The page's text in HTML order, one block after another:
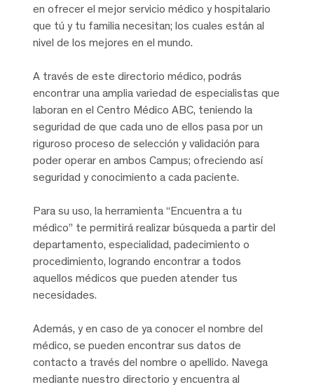
en ofrecer el mejor servicio médico y hospitalario
que tú y tu familia necesitan; los cuales están al
nivel de los mejores en el mundo.
A través de este directorio médico, podrás
encontrar una amplia variedad de especialistas que
laboran en el Centro Médico ABC, teniendo la
seguridad de que cada uno de ellos pasa por un
riguroso proceso de selección y validación para
poder operar en ambos Campus; ofreciendo así
seguridad y conocimiento a cada paciente.
Para su uso, la herramienta “Encuentra a tu
médico” te permitirá realizar búsqueda a partir del
departamento, especialidad, padecimiento o
procedimiento, logrando encontrar a todos
aquellos médicos que pueden atender tus
necesidades.
Además, y en caso de ya conocer el nombre del
médico, se pueden encontrar sus datos de
contacto a través del nombre o apellido. Navega
mediante nuestro directorio y encuentra al